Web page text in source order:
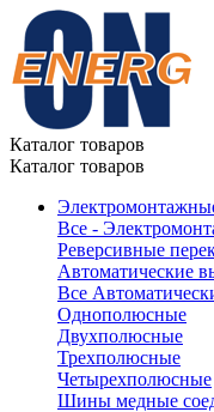
Каталог товаров
Каталог товаров
Все -
Реверсивные
Автоматические
Все
Однополюсные
Двухполюсные
Трехполюсные
Четырехполюсные
Шины медные